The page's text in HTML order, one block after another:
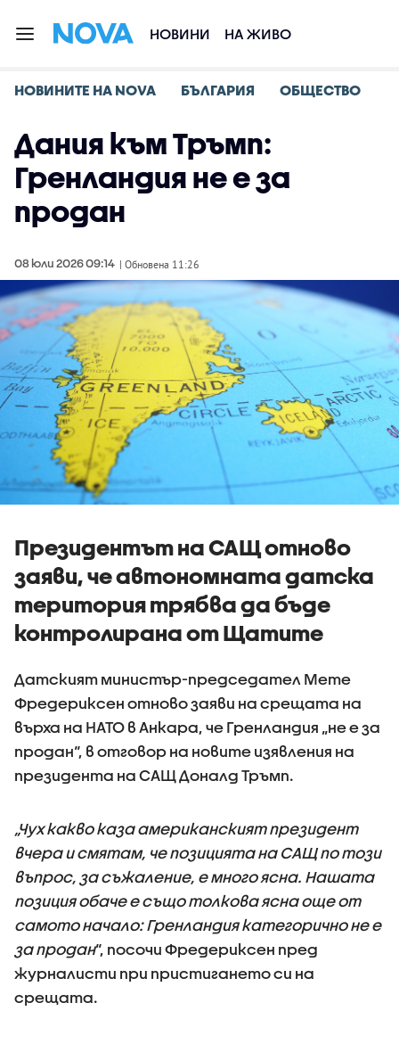
НОВИНИ НА ЖИВО
НОВИНИТЕ НА NOVA БЪЛГАРИЯ ОБЩЕСТВО
Дания към Тръмп:
Гренландия не е за
продан
08 юли 2026 09:14 | Обновена 11:26
Президентът на САЩ отново
заяви, че автономната датска
територия трябва да бъде
контролирана от Щатите
Датският министър-председател Мете
Фредериксен отново заяви на срещата на
върха на НАТО в Анкара, че Гренландия „не е за
продан“, в отговор на новите изявления на
президента на САЩ Доналд Тръмп.
„Чух какво каза американският президент
вчера и смятам, че позицията на САЩ по този
въпрос, за съжаление, е много ясна. Нашата
позиция обаче е също толкова ясна още от
самото начало: Гренландия категорично не е
за продан“, посочи Фредериксен пред
журналисти при пристигането си на
срещата.